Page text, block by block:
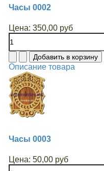
Часы 0002
Цена: 350,00 руб
Описание товара
Часы 0003
Цена: 50,00 руб